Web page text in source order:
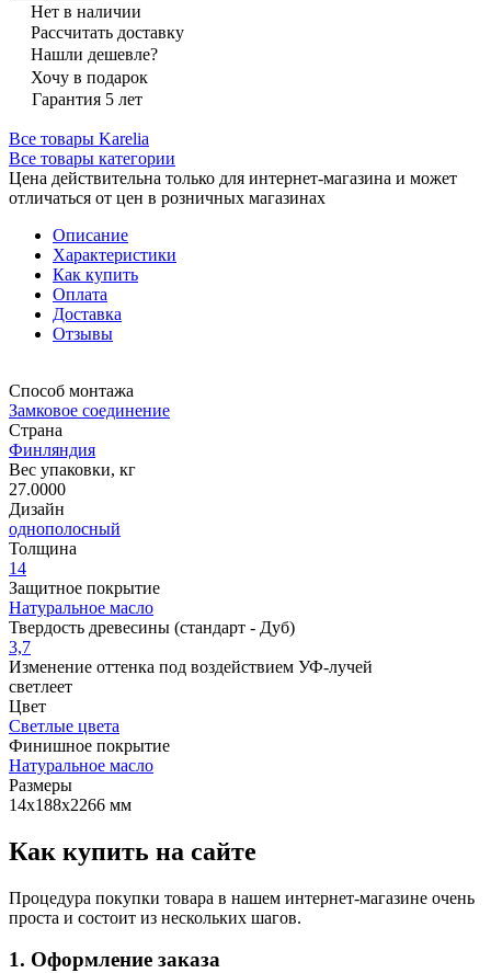
Нет в наличии
Рассчитать доставку
Нашли дешевле?
Хочу в подарок
Гарантия 5 лет
Все товары Karelia
Все товары категории
Цена действительна только для интернет-магазина и может
отличаться от цен в розничных магазинах
Описание
Характеристики
Как купить
Оплата
Доставка
Отзывы
Способ монтажа
Замковое соединение
Страна
Финляндия
Вес упаковки, кг
27.0000
Дизайн
однополосный
Толщина
14
Защитное покрытие
Натуральное масло
Твердость древесины (стандарт - Дуб)
3,7
Изменение оттенка под воздействием УФ-лучей
светлеет
Цвет
Светлые цвета
Финишное покрытие
Натуральное масло
Размеры
14x188x2266 мм
Как купить на сайте
Процедура покупки товара в нашем интернет-магазине очень
проста и состоит из нескольких шагов.
1. Оформление заказа